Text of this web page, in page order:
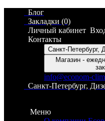
Блог
Закладки (0)
Личный кабинет
Контакты
Санкт-Петербург,
Магазин -
info@econom-
Санкт-Петербург,
Меню